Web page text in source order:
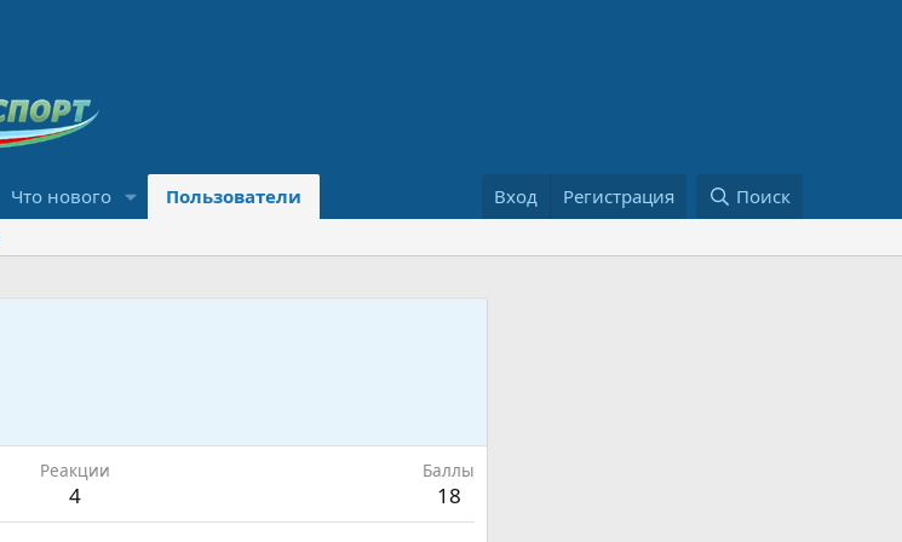
Что нового Пользователи Вход Регистрация Поиск
Реакции
4
Баллы
18